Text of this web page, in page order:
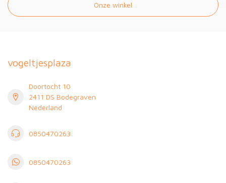
Onze winkel
vogeltjesplaza
Doortocht 10
2411 DS Bodegraven
Nederland
0850470263
0850470263